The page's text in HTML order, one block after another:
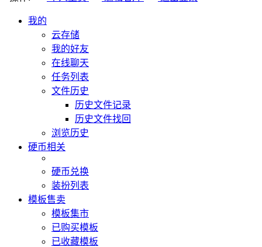
我的
云存储
我的好友
在线聊天
任务列表
文件历史
历史文件记录
历史文件找回
浏览历史
硬币相关
硬币兑换
装扮列表
模板售卖
模板集市
已购买模板
已收藏模板